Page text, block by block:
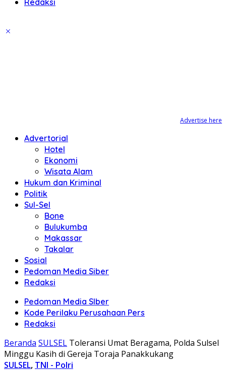
Redaksi
Advertise here
Advertorial
Hotel
Ekonomi
Wisata Alam
Hukum dan Kriminal
Politik
Sul-Sel
Bone
Bulukumba
Makassar
Takalar
Sosial
Pedoman Media Siber
Redaksi
Pedoman Media SIber
Kode Perilaku Perusahaan Pers
Redaksi
Beranda SULSEL Toleransi Umat Beragama, Polda Sulsel
Minggu Kasih di Gereja Toraja Panakkukang
SULSEL, TNI - Polri